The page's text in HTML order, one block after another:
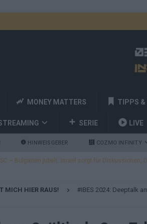
MONEY MATTERS TIPPS &
SERIE LIVE
HINWEISGEBER COZMO INFINITY
– Bulgarien jubelt, Israel sorgt für Diskussionen,
und Billy Joel – das ESC-Finale wird eine Party
MICH HIER RAUS!
#IBES 2024: Deeptalk